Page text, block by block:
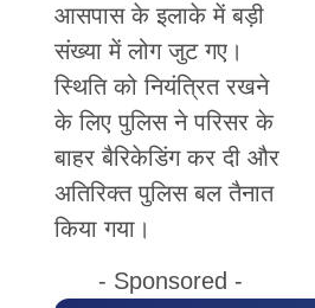
आसपास के इलाके में बड़ी
संख्या में लोग जुट गए।
स्थिति को नियंत्रित रखने
के लिए पुलिस ने परिसर के
बाहर बैरिकेडिंग कर दी और
अतिरिक्त पुलिस बल तैनात
किया गया।
- Sponsored -